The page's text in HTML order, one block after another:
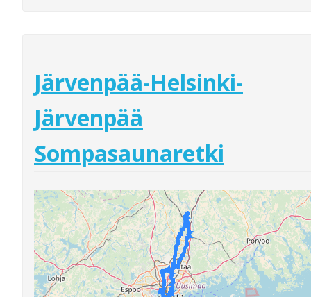
Järvenpää-Helsinki-
Järvenpää
Sompasaunaretki